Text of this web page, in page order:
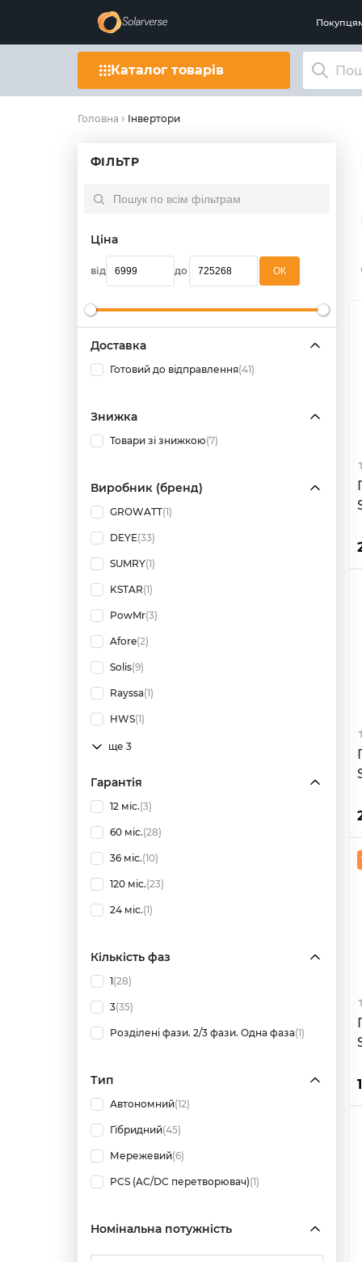
Каталог товарів
Головна Інвертори
ФІЛЬТР
Ціна
від до OК
Доставка
Готовий до відправлення(41)
Знижка
Товари зі знижкою(7)
Виробник (бренд)
GROWATT(1)
DEYE(33)
SUMRY(1)
KSTAR(1)
PowMr(3)
Afore(2)
Solis(9)
Rayssa(1)
HWS(1)
ще 3
Гарантія
12 міс.(3)
60 міс.(28)
36 міс.(10)
120 міс.(23)
24 міс.(1)
Кількість фаз
1(28)
3(35)
Розділені фази. 2/3 фази. Одна фаза(1)
Тип
Автономний(12)
Гібридний(45)
Мережевий(6)
PCS (AC/DC перетворювач)(1)
Номінальна потужність